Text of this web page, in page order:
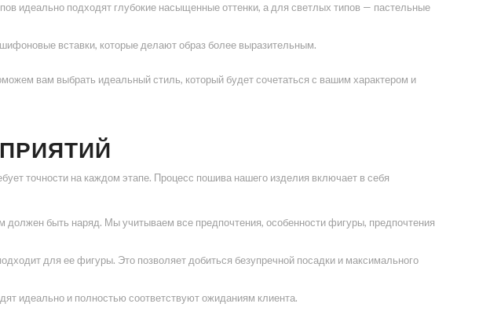
идеально подходят глубокие насыщенные оттенки, а для светлых типов — пастельные
вставки, которые делают образ более выразительным.
вам выбрать идеальный стиль, который будет сочетаться с вашим характером и
точности на каждом этапе. Процесс пошива нашего изделия включает в себя
быть наряд. Мы учитываем все предпочтения, особенности фигуры, предпочтения
для ее фигуры. Это позволяет добиться безупречной посадки и максимального
идеально и полностью соответствуют ожиданиям клиента.